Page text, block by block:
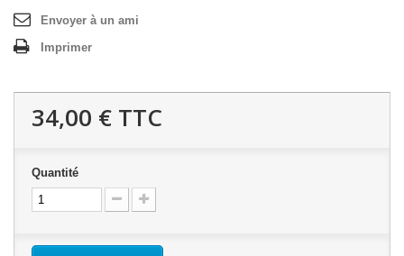
Envoyer à un ami
Imprimer
34,00 € TTC
Quantité